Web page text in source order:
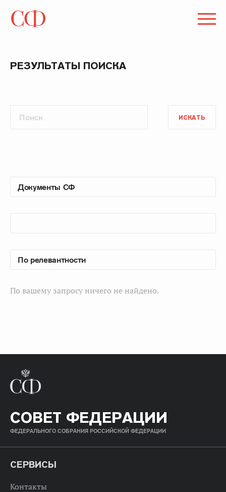
РЕЗУЛЬТАТЫ ПОИСКА
ИСКАТЬ
По вашему запросу ничего не найдено.
СОВЕТ ФЕДЕРАЦИИ
ФЕДЕРАЛЬНОГО СОБРАНИЯ РОССИЙСКОЙ ФЕДЕРАЦИИ
СЕРВИСЫ
Контакты